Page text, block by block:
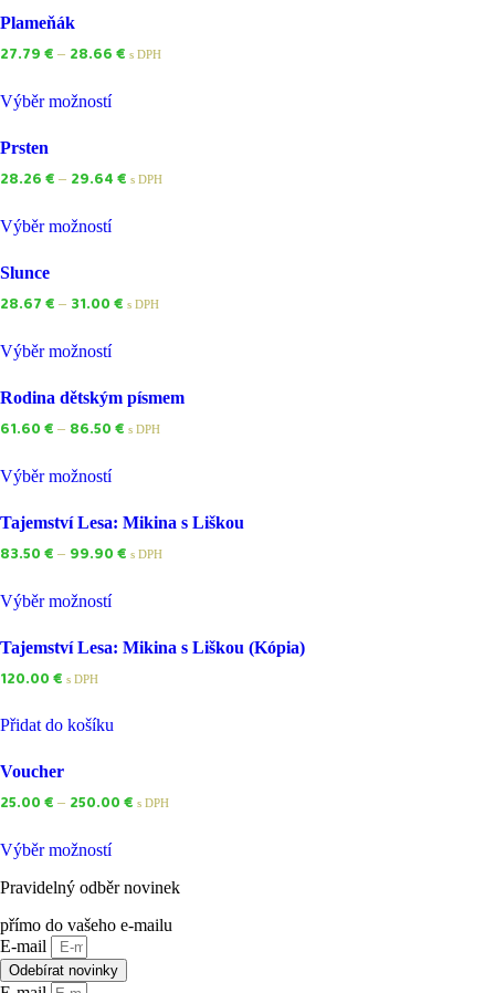
Plameňák
27.79€ – 28.66€ s DPH
Výběr možností
Prsten
28.26€ – 29.64€ s DPH
Výběr možností
Slunce
28.67€ – 31.00€ s DPH
Výběr možností
Rodina dětským písmem
61.60€ – 86.50€ s DPH
Výběr možností
Tajemství Lesa: Mikina s Liškou
83.50€ – 99.90€ s DPH
Výběr možností
Tajemství Lesa: Mikina s Liškou (Kópia)
120.00€ s DPH
Přidat do košíku
Voucher
25.00€ – 250.00€ s DPH
Výběr možností
Pravidelný odběr novinek
přímo do vašeho e-mailu
E-mail
Odebírat novinky